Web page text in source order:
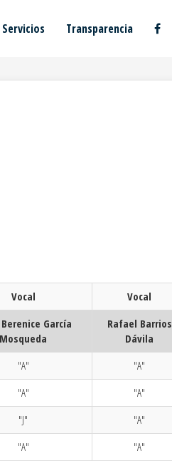
Transparencia
Vocal
Vocal
García
Mosqueda
Rafael Barrios
Dávila
"A"
"A"
"A"
"A"
"J"
"A"
"A" "A"